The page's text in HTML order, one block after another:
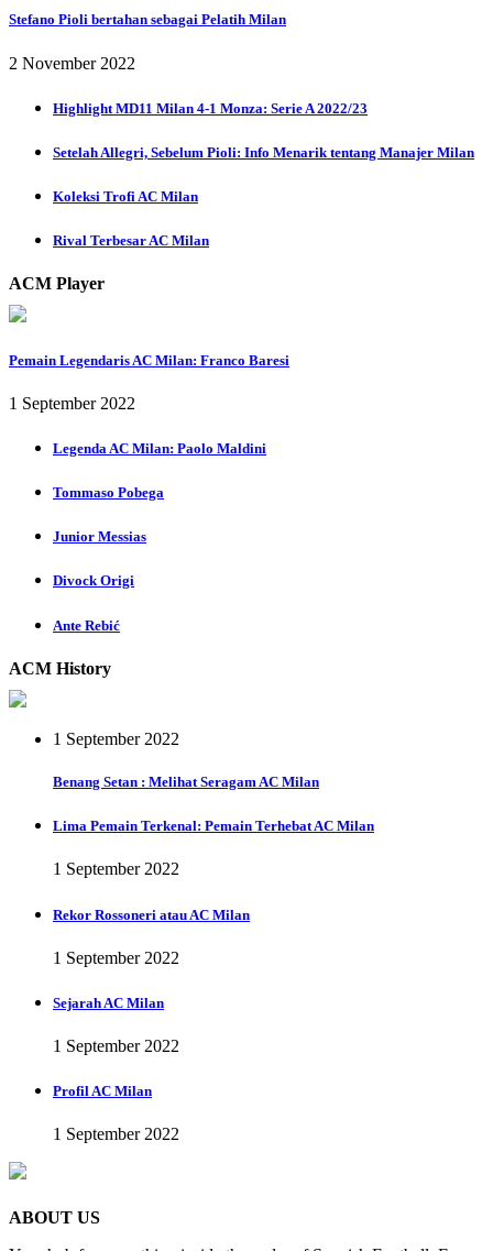
Stefano Pioli bertahan sebagai Pelatih Milan
2 November 2022
Highlight MD11 Milan 4-1 Monza: Serie A 2022/23
Setelah Allegri, Sebelum Pioli: Info Menarik tentang Manajer Milan
Koleksi Trofi AC Milan
Rival Terbesar AC Milan
ACM Player
Pemain Legendaris AC Milan: Franco Baresi
1 September 2022
Legenda AC Milan: Paolo Maldini
Tommaso Pobega
Junior Messias
Divock Origi
Ante Rebić
ACM History
1 September 2022
Benang Setan : Melihat Seragam AC Milan
Lima Pemain Terkenal: Pemain Terhebat AC Milan
1 September 2022
Rekor Rossoneri atau AC Milan
1 September 2022
Sejarah AC Milan
1 September 2022
Profil AC Milan
1 September 2022
ABOUT US